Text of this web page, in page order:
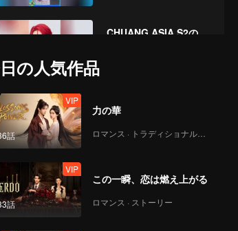
CHUANG ASIA S2の
の人気作品
話
VIP
力の華
ロマンス · トラディショナル・コスチューム
話
VIP
この一瞬、恋は燃え上がる
ロマンス · ストーリー